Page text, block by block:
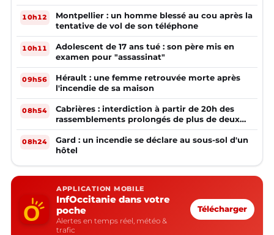
10h12
Montpellier : un homme blessé au cou après la
tentative de vol de son téléphone
10h11
Adolescent de 17 ans tué : son père mis en
examen pour "assassinat"
09h56
Hérault : une femme retrouvée morte après
l'incendie de sa maison
08h54
Cabrières : interdiction à partir de 20h des
rassemblements prolongés de plus de deux
mineurs non accompagnés d'un adulte
08h24
Gard : un incendie se déclare au sous-sol d'un
hôtel
APPLICATION MOBILE
InfOccitanie dans votre
poche
Alertes en temps réel, météo &
trafic
Télécharger